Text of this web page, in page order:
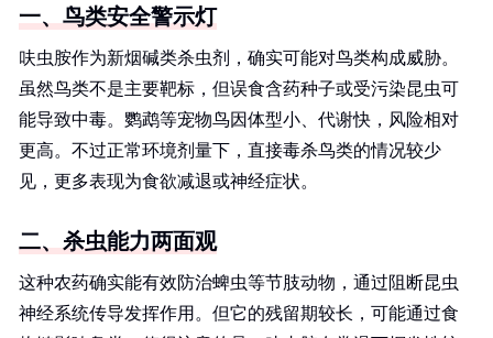
一、鸟类安全警示灯
呋虫胺作为新烟碱类杀虫剂，确实可能对鸟类构成威胁。
虽然鸟类不是主要靶标，但误食含药种子或受污染昆虫可
能导致中毒。鹦鹉等宠物鸟因体型小、代谢快，风险相对
更高。不过正常环境剂量下，直接毒杀鸟类的情况较少
见，更多表现为食欲减退或神经症状。
二、杀虫能力两面观
这种农药确实能有效防治蜱虫等节肢动物，通过阻断昆虫
神经系统传导发挥作用。但它的残留期较长，可能通过食